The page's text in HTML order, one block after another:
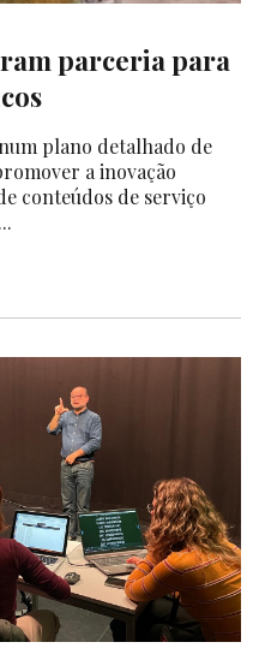
parceria para
plano detalhado de
a inovação
conteúdos de serviço